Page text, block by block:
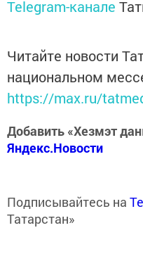
Telegram-канале
Читайте новости
национальном
https://max.ru/
Добавить «Хезмэт
Яндекс.Новости
Подписывайтесь на
Татарстан»